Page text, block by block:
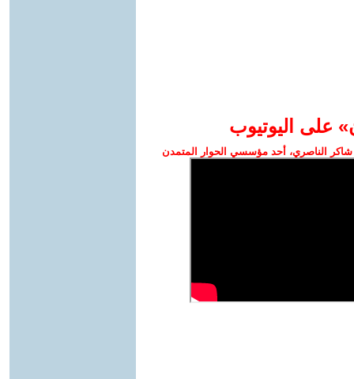
على اليوتيوب
الناصري، أحد مؤسسي الحوار المتمدن